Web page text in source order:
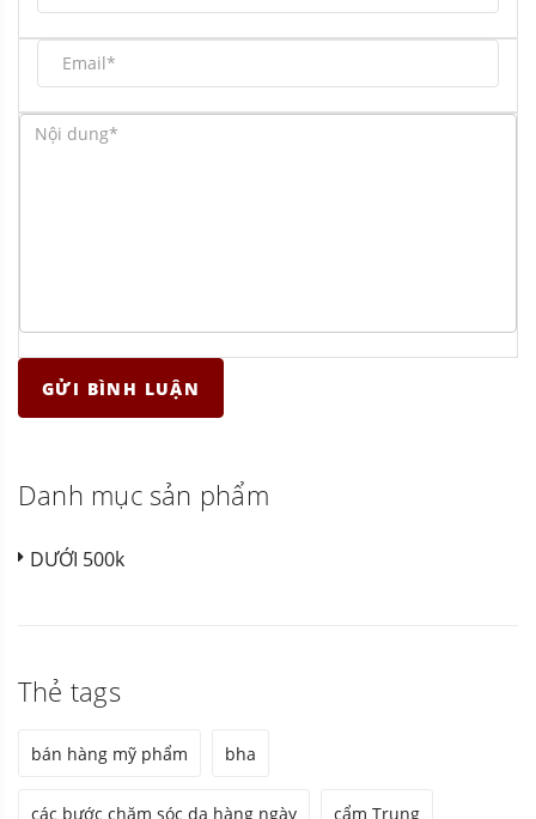
GỬI BÌNH LUẬN
Danh mục sản phẩm
DƯỚI 500k
Thẻ tags
bán hàng mỹ phẩm bha
các bước chăm sóc da hàng ngày cẩm Trung